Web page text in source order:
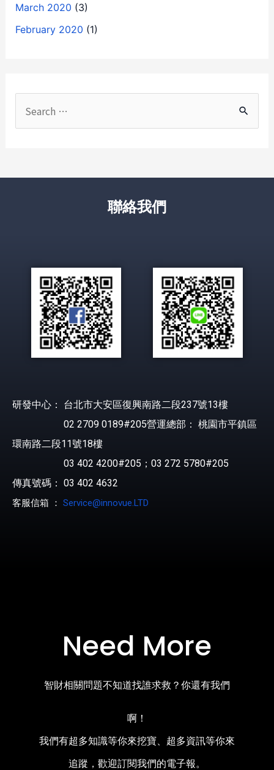
March 2020 (3)
February 2020 (1)
聯絡我們
研發中心： 台北市大安區復興南路二段237號13樓
02 2709 0189#205營運總部： 桃園市平鎮區
環南路二段11號18樓
03 402 4200#205；03 272 5780#205
傳真號碼： 03 402 4632
客服信箱 ： Service@innovue.LTD
Need More
智財相關問題不知道找誰求救？你還有我們
啊！
我們有超多知識等你來挖寶、超多資訊等你來
追蹤，歡迎訂閱我們的電子報。